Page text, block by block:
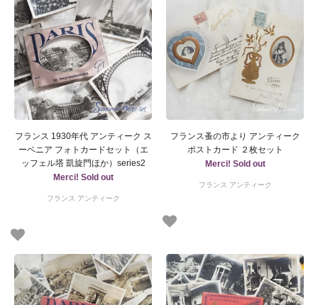
フランス 1930年代 アンティーク ス
ーベニア フォトカードセット（エ
ッフェル塔 凱旋門ほか）series2
Merci! Sold out
フランス アンティーク
フランス蚤の市より アンティーク
ポストカード ２枚セット
Merci! Sold out
フランス アンティーク